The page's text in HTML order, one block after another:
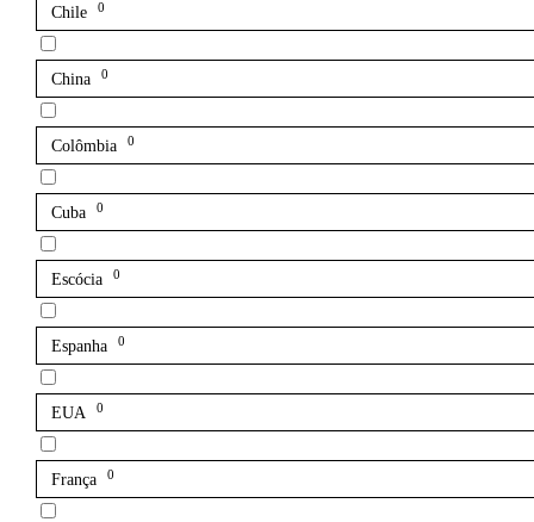
Chile 0
China 0
Colômbia 0
Cuba 0
Escócia 0
Espanha 0
EUA 0
França 0